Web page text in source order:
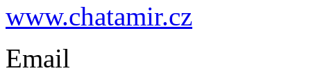
www.chatamir.cz
Email